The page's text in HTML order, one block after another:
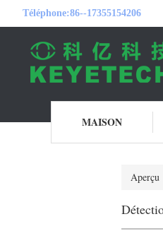
Téléphone:86--17355154206
MAISON
Aperçu